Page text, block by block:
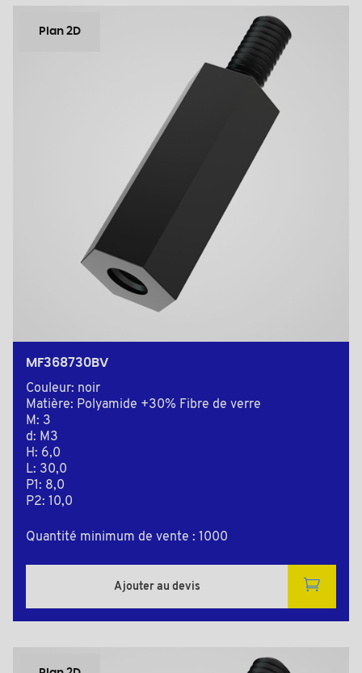
Plan 2D
MF368730BV
Couleur: noir
Matière: Polyamide +30% Fibre de verre
M: 3
d: M3
H: 6,0
L: 30,0
P1: 8,0
P2: 10,0
Quantité minimum de vente : 1000
Ajouter au devis